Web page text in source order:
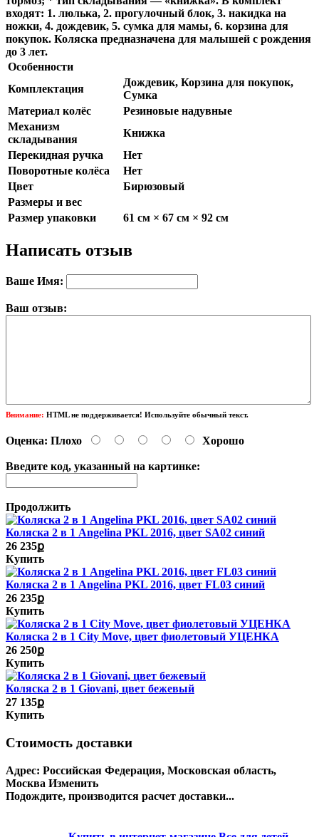
входят: 1. люлька, 2. прогулочный блок, 3. накидка на
ножки, 4. дождевик, 5. сумка для мамы, 6. корзина для
покупок. Коляска предназначена для малышей с рождения
до 3 лет.
Особенности
Комплектация
Дождевик, Корзина для покупок,
Сумка
Материал колёс
Резиновые надувные
Механизм
складывания
Книжка
Перекидная ручка
Нет
Поворотные колёса
Нет
Цвет
Бирюзовый
Размеры и вес
Размер упаковки
61 см × 67 см × 92 см
Написать отзыв
Ваше Имя:
Ваш отзыв:
Внимание: HTML не поддерживается! Используйте обычный текст.
Оценка: Плохо Хорошо
Введите код, указанный на картинке:
Продолжить
Коляска 2 в 1 Angelina PKL 2016, цвет SA02 синий
26 235ք
Купить
Коляска 2 в 1 Angelina PKL 2016, цвет FL03 синий
26 235ք
Купить
Коляска 2 в 1 City Move, цвет фиолетовый УЦЕНКА
26 250ք
Купить
Коляска 2 в 1 Giovani, цвет бежевый
27 135ք
Купить
Стоимость доставки
Адрес: Российская Федерация, Московская область,
Москва Изменить
Подождите, производится расчет доставки...